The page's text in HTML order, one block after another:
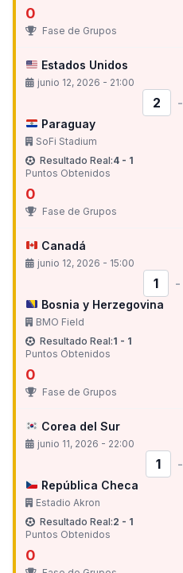
0
Fase de Grupos
Estados Unidos
junio 12, 2026 - 21:00
2 -
Paraguay
SoFi Stadium
Resultado Real:4 - 1
Puntos Obtenidos
0
Fase de Grupos
Canadá
junio 12, 2026 - 15:00
1 -
Bosnia y Herzegovina
BMO Field
Resultado Real:1 - 1
Puntos Obtenidos
0
Fase de Grupos
Corea del Sur
junio 11, 2026 - 22:00
1 -
República Checa
Estadio Akron
Resultado Real:2 - 1
Puntos Obtenidos
0